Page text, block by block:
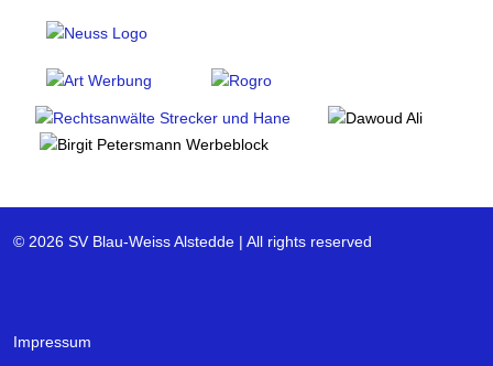
© 2026 SV Blau-Weiss Alstedde | All rights reserved
Impressum